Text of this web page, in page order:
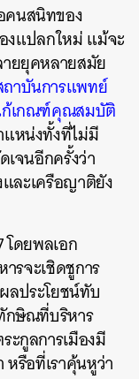
คนสนิทของ
งแปลกใหม่ แม้จะ
ยยุคหลายสมัย
ถาบันการแพทย์
ก้เกณฑ์คุณสมบัติ
แหน่งทั้งที่ไม่มี
จนอีกครั้งว่า
และเครือญาติยัง
โดยพลเอก
รจะเชิดชูการ
ประโยชน์ทับ
กษิณที่บริหาร
กูลการเมืองมี
รือที่เราคุ้นหูว่า